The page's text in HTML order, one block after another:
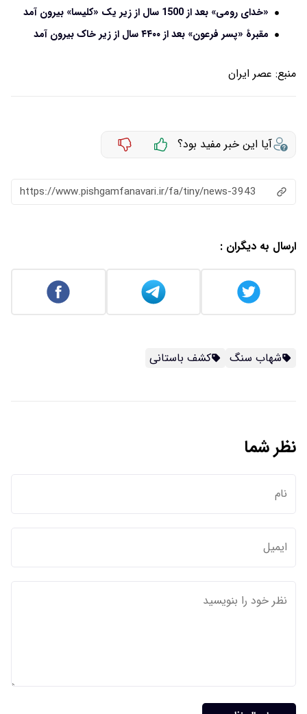
«خدای رومی» بعد از 1500 سال از زیر یک «کلیسا» بیرون آمد
مقبرۀ «پسر فرعون» بعد از ۴۴۰۰ سال از زیر خاک بیرون آمد
منبع: عصر ایران
آیا این خبر مفید بود؟
https://www.pishgamfanavari.ir/fa/tiny/news-3943
ارسال به دیگران :
شهاب سنگ کشف باستانی
نظر شما